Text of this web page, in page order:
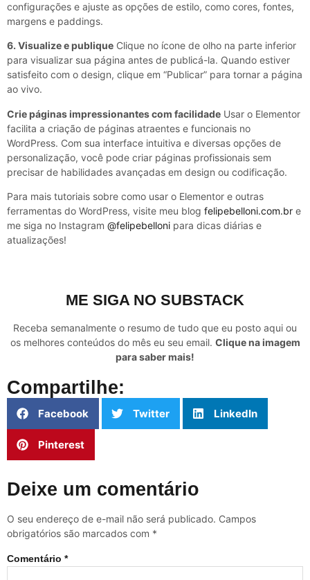
configurações e ajuste as opções de estilo, como cores, fontes,
margens e paddings.
6. Visualize e publique Clique no ícone de olho na parte inferior
para visualizar sua página antes de publicá-la. Quando estiver
satisfeito com o design, clique em “Publicar” para tornar a página
ao vivo.
Crie páginas impressionantes com facilidade Usar o Elementor
facilita a criação de páginas atraentes e funcionais no
WordPress. Com sua interface intuitiva e diversas opções de
personalização, você pode criar páginas profissionais sem
precisar de habilidades avançadas em design ou codificação.
Para mais tutoriais sobre como usar o Elementor e outras
ferramentas do WordPress, visite meu blog felipebelloni.com.br e
me siga no Instagram @felipebelloni para dicas diárias e
atualizações!
ME SIGA NO SUBSTACK
Receba semanalmente o resumo de tudo que eu posto aqui ou
os melhores conteúdos do mês eu seu email. Clique na imagem
para saber mais!
Compartilhe:
Facebook Twitter LinkedIn
Pinterest
Deixe um comentário
O seu endereço de e-mail não será publicado. Campos
obrigatórios são marcados com *
Comentário *